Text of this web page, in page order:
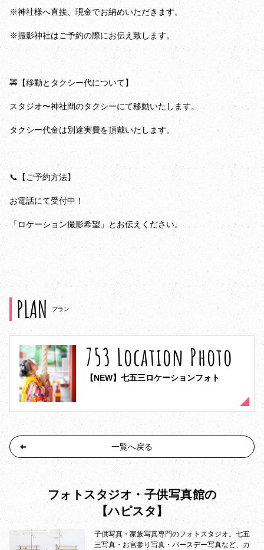
※神社様へ直接、現金でお納めいただきます。
※撮影神社はご予約の際にお伝え致します。
🚕【移動とタクシー代について】
スタジオ〜神社間のタクシーにて移動いたします。
タクシー代金は別途実費を頂戴いたします。
📞【ご予約方法】
お電話にて受付中！
「ロケーション撮影希望」とお伝えください。
PLAN プラン
753 Location Photo
【NEW】七五三ロケーションフォト
一覧へ戻る
フォトスタジオ・子供写真館の
【ハピスタ】
子供写真・家族写真専門のフォトスタジオ。七五
三写真・お宮参り写真・バースデー写真など、カ